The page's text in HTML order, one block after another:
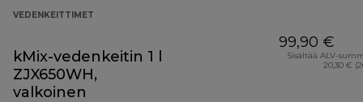
VEDENKEITTIMET
kMix-vedenkeitin 1 l
ZJX650WH,
valkoinen
99,90 €
Sisältää ALV-
20,30 €